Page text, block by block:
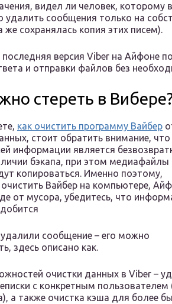
видел ли человек, которому
сообщения только на
же сохранялась копия этих писем).
версия Viber на Айфоне
и отправки файлов без
стереть в
как очистить программу Вайбер
стоит обратить внимание, что
информации является
бэкапа, при этом медиафайлы
копироваться. Именно поэтому,
Вайбер на компьютере,
от мусора, убедитесь, что
удалили сообщение – его можно
здесь описано как.
очистки данных в Viber –
с конкретным
а также очистка кэша для более